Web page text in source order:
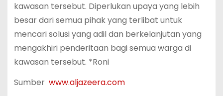
kawasan tersebut. Diperlukan upaya yang lebih
besar dari semua pihak yang terlibat untuk
mencari solusi yang adil dan berkelanjutan yang
mengakhiri penderitaan bagi semua warga di
kawasan tersebut. *Roni
Sumber www.aljazeera.com